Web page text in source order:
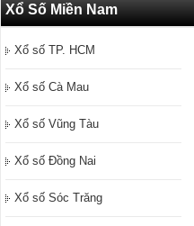
Xổ Số Miền Nam
Xổ số TP. HCM
Xổ số Cà Mau
Xổ số Vũng Tàu
Xổ số Đồng Nai
Xổ số Sóc Trăng